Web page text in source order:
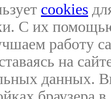
cookies
С их
работу
на
данных.